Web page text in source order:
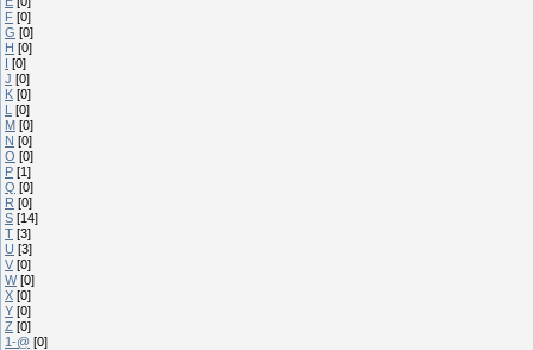
F [0]
G [0]
H [0]
I [0]
J [0]
K [0]
L [0]
M [0]
N [0]
O [0]
P [1]
Q [0]
R [0]
S [14]
T [3]
U [3]
V [0]
W [0]
X [0]
Y [0]
Z [0]
1-@ [0]